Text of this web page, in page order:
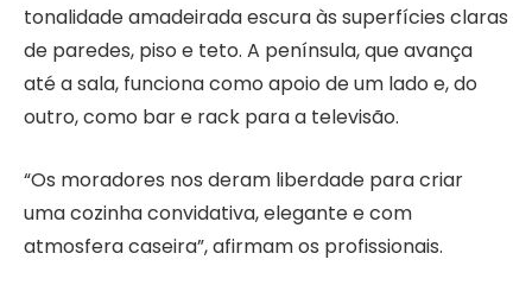
tonalidade amadeirada escura às superfícies claras
de paredes, piso e teto. A península, que avança
até a sala, funciona como apoio de um lado e, do
outro, como bar e rack para a televisão.
“Os moradores nos deram liberdade para criar
uma cozinha convidativa, elegante e com
atmosfera caseira”, afirmam os profissionais.